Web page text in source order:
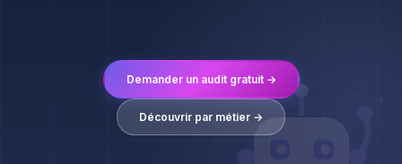
Demander un audit gratuit →
Découvrir par métier →